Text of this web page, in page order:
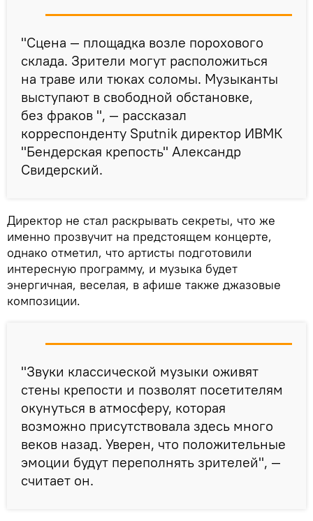
"Сцена — площадка возле порохового
склада. Зрители могут расположиться
на траве или тюках соломы. Музыканты
выступают в свободной обстановке,
без фраков ", — рассказал
корреспонденту Sputnik директор ИВМК
"Бендерская крепость" Александр
Свидерский.
Директор не стал раскрывать секреты, что же
именно прозвучит на предстоящем концерте,
однако отметил, что артисты подготовили
интересную программу, и музыка будет
энергичная, веселая, в афише также джазовые
композиции.
"Звуки классической музыки оживят
стены крепости и позволят посетителям
окунуться в атмосферу, которая
возможно присутствовала здесь много
веков назад. Уверен, что положительные
эмоции будут переполнять зрителей", —
считает он.